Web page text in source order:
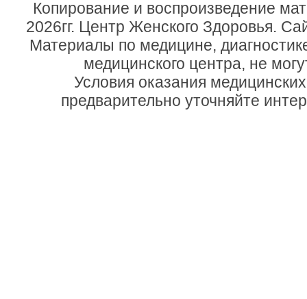
Копирование и воспроизведение
2026гг. Центр Женского Здоровья.
Материалы по медицине,
медицинского центра, не
Условия оказания
предварительно уточняйте